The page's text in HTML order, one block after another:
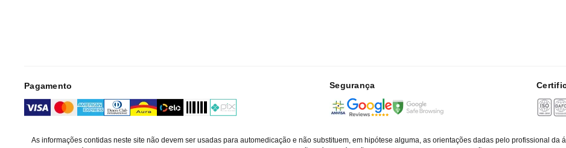
Pagamento Segurança
As informações contidas neste site não devem ser usadas para automedicação e não substituem, em hipótese alguma, as orientações dadas pelo profissional